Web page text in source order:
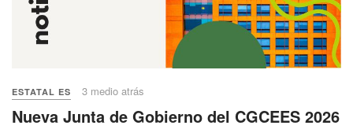
ESTATAL ES 3 medio atrás
Nueva Junta de Gobierno del CGCEES 2026